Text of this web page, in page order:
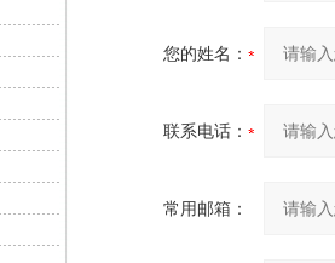
您的姓名：
联系电话：
常用邮箱：